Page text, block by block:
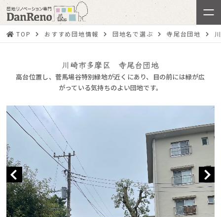
TOP おすすめ団地情報 団地名で選ぶ 寺尾台団地
川崎市多摩区 寺尾台団地
高台位置し、菅馬場谷特別緑地が近くにあり、目の前には緑が広
がっている気持ちのよい団地です。